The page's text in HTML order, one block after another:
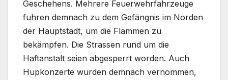
Geschehens. Mehrere Feuerwehrfahrzeuge
fuhren demnach zu dem Gefängnis im Norden
der Hauptstadt, um die Flammen zu
bekämpfen. Die Strassen rund um die
Haftanstalt seien abgesperrt worden. Auch
Hupkonzerte wurden demnach vernommen,